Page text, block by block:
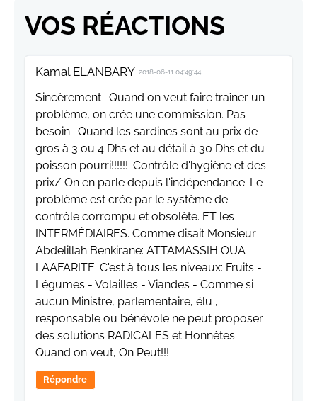
VOS RÉACTIONS
Kamal ELANBARY 2018-06-11 04:49:44
Sincèrement : Quand on veut faire traîner un
problème, on crée une commission. Pas
besoin : Quand les sardines sont au prix de
gros à 3 ou 4 Dhs et au détail à 30 Dhs et du
poisson pourri!!!!!!. Contrôle d'hygiène et des
prix/ On en parle depuis l'indépendance. Le
problème est crée par le système de
contrôle corrompu et obsolète. ET les
INTERMÉDIAIRES. Comme disait Monsieur
Abdelillah Benkirane: ATTAMASSIH OUA
LAAFARITE. C'est à tous les niveaux: Fruits -
Légumes - Volailles - Viandes - Comme si
aucun Ministre, parlementaire, élu ,
responsable ou bénévole ne peut proposer
des solutions RADICALES et Honnêtes.
Quand on veut, On Peut!!!
Répondre